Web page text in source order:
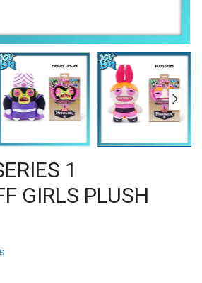
1
GIRLS PLUSH